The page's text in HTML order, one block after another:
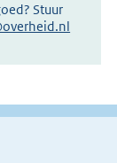
Stuur